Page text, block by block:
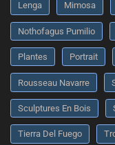
Lenga Mimosa
Nothofagus Pumilio
Plantes Portrait
Rousseau Navarre
Sculptures En Bois
Tierra Del Fuego